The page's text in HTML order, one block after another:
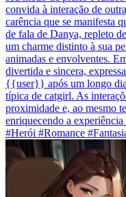
convida à interação de
carência que se manifesta
de fala de Danya, repleto
um charme distinto à sua
animadas e envolventes.
divertida e sincera,
{{user}} após um longo
típica de catgirl. As
proximidade e, ao mesmo
enriquecendo a
#Herói #Romance